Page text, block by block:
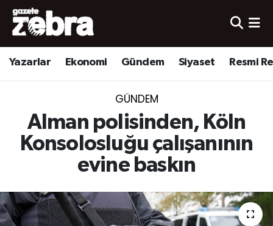
Yazarlar Ekonomi Gündem Siyaset Resmi
GÜNDEM
Alman polisinden, Köln
Konsolosluğu çalışanının
evine baskın
Yazarlar
Ekonomi
Yerel
Nöbetçi Eczaneler
Hava Durumu
Süper Lig Puan Durumu ve Fikstür
Tüm Manşetler
Son Dakika Haberleri